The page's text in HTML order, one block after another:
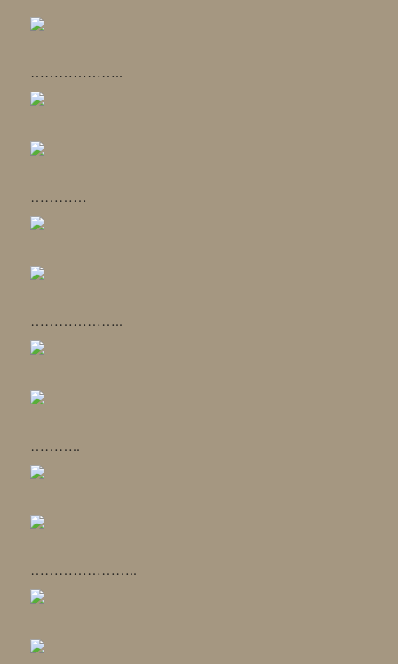
………………..
…………
………………..
………..
…………………..